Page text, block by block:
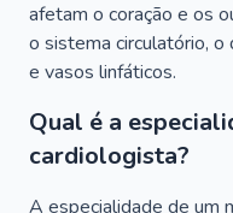
afetam o coração e os
o sistema circulatório, o
e vasos linfáticos.
Qual é a
cardiologista?
A especialidade de um